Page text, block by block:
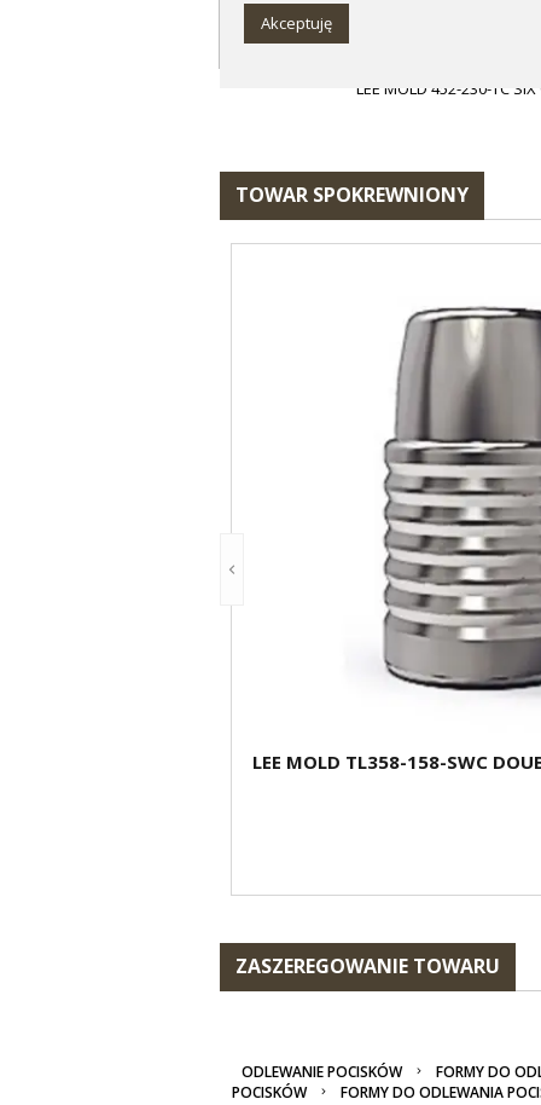
Akceptuję
LEE MOLD 452-230-TC SIX
TOWAR SPOKREWNIONY
LEE MOLD TL358-158-SWC
ZASZEREGOWANIE TOWARU
ODLEWANIE POCISKÓW
FORMY DO
POCISKÓW
FORMY DO ODLEWANIA